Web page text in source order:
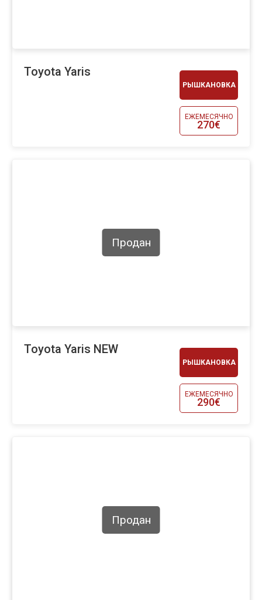
РЫШКАНОВКА
ЕЖЕМЕСЯЧНО
270€
Toyota Yaris
РЫШКАНОВКА
ЕЖЕМЕСЯЧНО
290€
Продан
Toyota Yaris NEW
Продан